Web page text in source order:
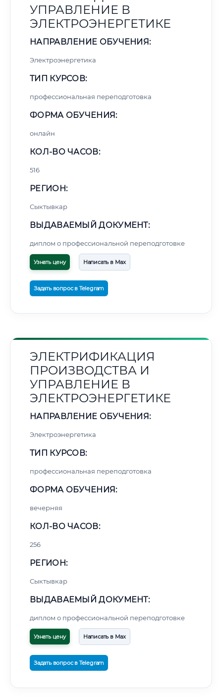
УПРАВЛЕНИЕ В
ЭЛЕКТРОЭНЕРГЕТИКЕ
НАПРАВЛЕНИЕ ОБУЧЕНИЯ:
Электроэнергетика
ТИП КУРСОВ:
профессиональная переподготовка
ФОРМА ОБУЧЕНИЯ:
онлайн
КОЛ-ВО ЧАСОВ:
516
РЕГИОН:
Сыктывкар
ВЫДАВАЕМЫЙ ДОКУМЕНТ:
диплом о профессиональной переподготовке
Узнать цену Написать в Max
Задать вопрос в Telegram
ЭЛЕКТРИФИКАЦИЯ
ПРОИЗВОДСТВА И
УПРАВЛЕНИЕ В
ЭЛЕКТРОЭНЕРГЕТИКЕ
НАПРАВЛЕНИЕ ОБУЧЕНИЯ:
Электроэнергетика
ТИП КУРСОВ:
профессиональная переподготовка
ФОРМА ОБУЧЕНИЯ:
вечерняя
КОЛ-ВО ЧАСОВ:
256
РЕГИОН:
Сыктывкар
ВЫДАВАЕМЫЙ ДОКУМЕНТ:
диплом о профессиональной переподготовке
Узнать цену Написать в Max
Задать вопрос в Telegram